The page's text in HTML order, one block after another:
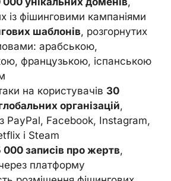
із фішинговими кампаніями
шаблонів, розгорнутих
арабською,
французькою, іспанською
на користувачів 30
організацій,
PayPal, Facebook, Instagram,
і Steam
000 записів про жертв,
платформу